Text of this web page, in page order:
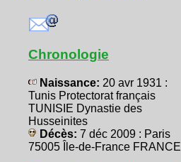
Chronologie
Naissance: 20 avr 1931 :
Tunis Protectorat français
TUNISIE Dynastie des
Husseinites
Décès: 7 déc 2009 : Paris
75005 Île-de-France FRANCE